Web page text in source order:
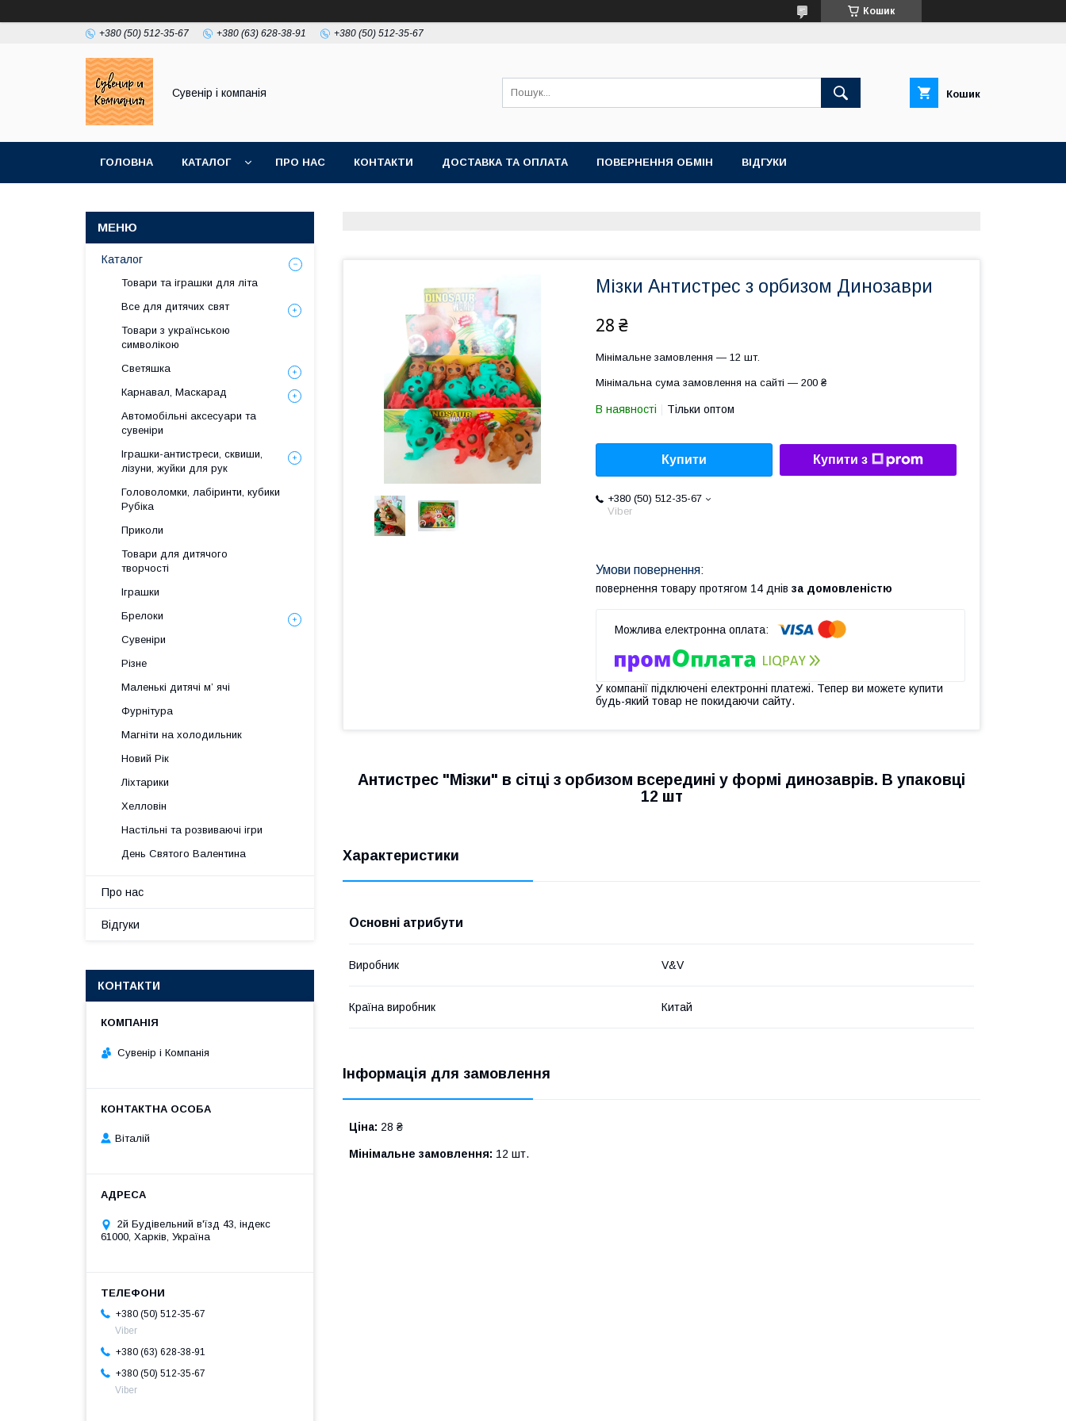
Кошик
+380 (50) 512-35-67 +380 (63) 628-38-91 +380 (50) 512-35-67
Сувенір і компанія Кошик
ГОЛОВНА КАТАЛОГ ПРО НАС КОНТАКТИ ДОСТАВКА ТА ОПЛАТА ПОВЕРНЕННЯ ОБМІН ВІДГУКИ
Мізки Антистрес з орбизом Динозаври
28 ₴
Мінімальне замовлення — 12 шт.
Мінімальна сума замовлення на сайті — 200 ₴
В наявності Тільки оптом
Купити Купити з
+380 (50) 512-35-67
Viber
повернення товару протягом 14 днів за домовленістю
У компанії підключені електронні платежі. Тепер ви можете купити
будь-який товар не покидаючи сайту.
Антистрес "Мізки" в сітці з орбизом всередині у формі динозаврів. В упаковці
12 шт
Характеристики
Основні атрибути
Виробник V&V
Країна виробник Китай
Інформація для замовлення
Ціна: 28 ₴
Мінімальне замовлення: 12 шт.
Каталог
Товари та іграшки для літа
Все для дитячих свят
Товари з українською
символікою
Светяшка
Карнавал, Маскарад
Автомобільні аксесуари та
сувеніри
Іграшки-антистреси, сквиши,
лізуни, жуйки для рук
Головоломки, лабіринти, кубики
Рубіка
Приколи
Товари для дитячого
творчості
Іграшки
Брелоки
Сувеніри
Різне
Маленькі дитячі м’ ячі
Фурнітура
Магніти на холодильник
Новий Рік
Ліхтарики
Хелловін
Настільні та розвиваючі ігри
День Святого Валентина
Про нас
Відгуки
КОНТАКТИ
Сувенір і Компанія
Віталій
2й Будівельний в'їзд 43, індекс
61000, Харків, Україна
+380 (50) 512-35-67
Viber
+380 (63) 628-38-91
+380 (50) 512-35-67
Viber